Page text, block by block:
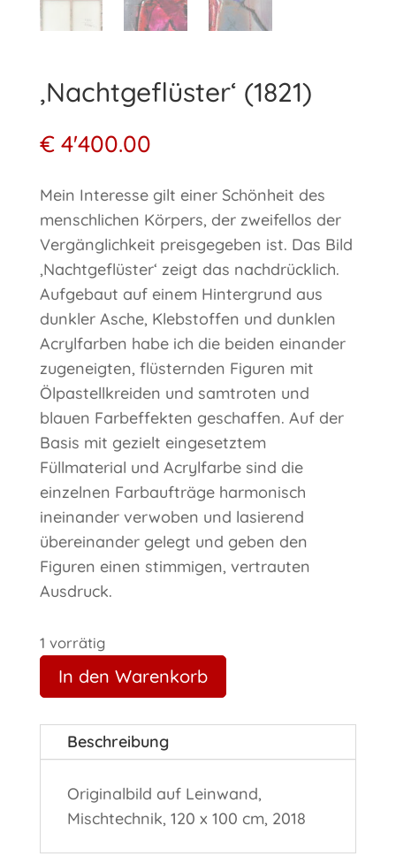
‚Nachtgeflüster‘ (1821)
€4'400.00
Mein Interesse gilt einer Schönheit des
menschlichen Körpers, der zweifellos der
Vergänglichkeit preisgegeben ist. Das Bild
‚Nachtgeflüster‘ zeigt das nachdrücklich.
Aufgebaut auf einem Hintergrund aus
dunkler Asche, Klebstoffen und dunklen
Acrylfarben habe ich die beiden einander
zugeneigten, flüsternden Figuren mit
Ölpastellkreiden und samtroten und
blauen Farbeffekten geschaffen. Auf der
Basis mit gezielt eingesetztem
Füllmaterial und Acrylfarbe sind die
einzelnen Farbaufträge harmonisch
ineinander verwoben und lasierend
übereinander gelegt und geben den
Figuren einen stimmigen, vertrauten
Ausdruck.
1 vorrätig
In den Warenkorb
Beschreibung
Originalbild auf Leinwand,
Mischtechnik, 120 x 100 cm, 2018